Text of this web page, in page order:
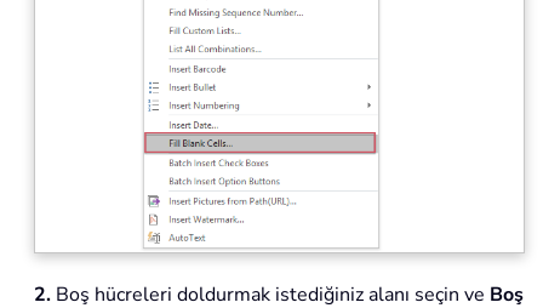
2. Boş hücreleri doldurmak istediğiniz alanı seçin ve Boş